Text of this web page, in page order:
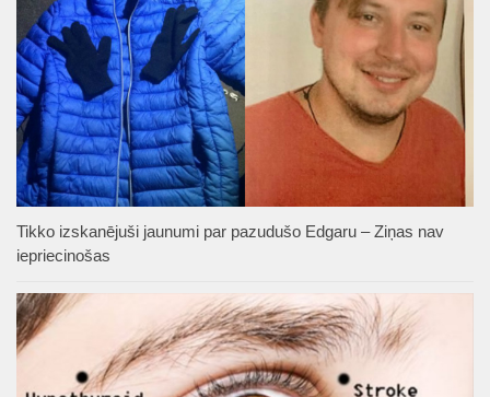
Tikko izskanējuši jaunumi par pazudušo Edgaru – Ziņas nav
iepriecinošas